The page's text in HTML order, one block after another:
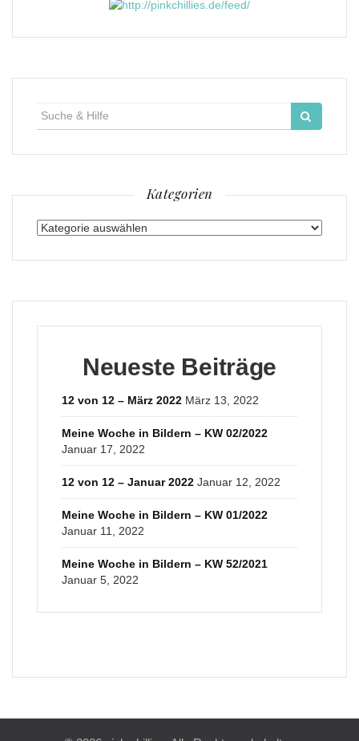
Kategorien
Kategorien
Neueste Beiträge
12 von 12 – März 2022 März 13, 2022
Meine Woche in Bildern – KW 02/2022
Januar 17, 2022
12 von 12 – Januar 2022 Januar 12, 2022
Meine Woche in Bildern – KW 01/2022
Januar 11, 2022
Meine Woche in Bildern – KW 52/2021
Januar 5, 2022